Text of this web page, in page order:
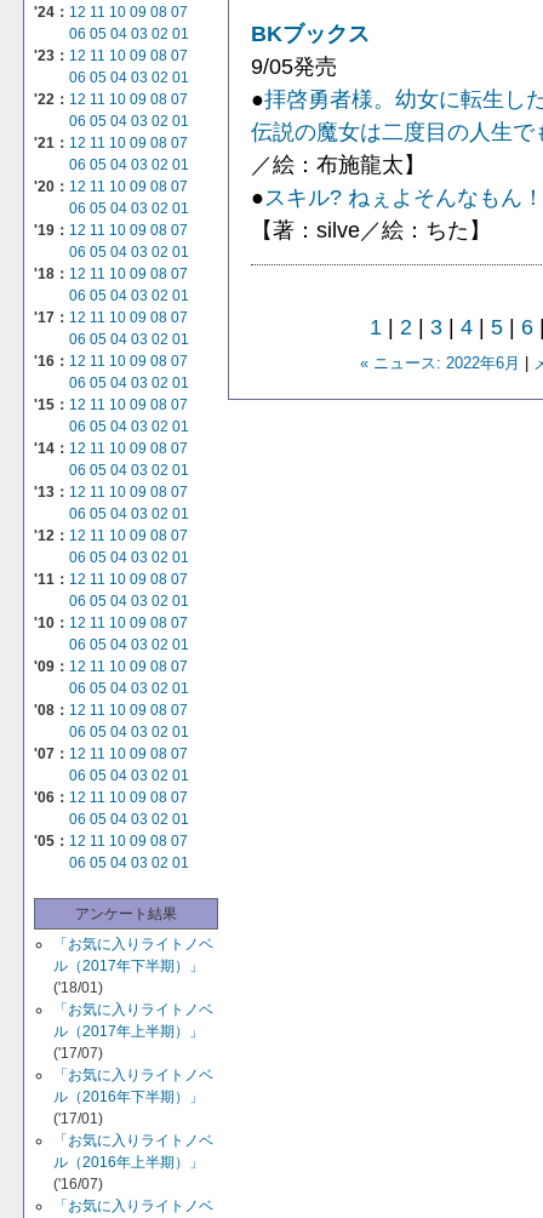
'24： 12 11 10 09 08 07
06 05 04 03 02 01
'23： 12 11 10 09 08 07
06 05 04 03 02 01
'22： 12 11 10 09 08 07
06 05 04 03 02 01
'21： 12 11 10 09 08 07
06 05 04 03 02 01
'20： 12 11 10 09 08 07
06 05 04 03 02 01
'19： 12 11 10 09 08 07
06 05 04 03 02 01
'18： 12 11 10 09 08 07
06 05 04 03 02 01
'17： 12 11 10 09 08 07
06 05 04 03 02 01
'16： 12 11 10 09 08 07
06 05 04 03 02 01
'15： 12 11 10 09 08 07
06 05 04 03 02 01
'14： 12 11 10 09 08 07
06 05 04 03 02 01
'13： 12 11 10 09 08 07
06 05 04 03 02 01
'12： 12 11 10 09 08 07
06 05 04 03 02 01
'11： 12 11 10 09 08 07
06 05 04 03 02 01
'10： 12 11 10 09 08 07
06 05 04 03 02 01
'09： 12 11 10 09 08 07
06 05 04 03 02 01
'08： 12 11 10 09 08 07
06 05 04 03 02 01
'07： 12 11 10 09 08 07
06 05 04 03 02 01
'06： 12 11 10 09 08 07
06 05 04 03 02 01
'05： 12 11 10 09 08 07
06 05 04 03 02 01
アンケート結果
「お気に入りライトノベ
ル（2017年下半期）」
('18/01)
「お気に入りライトノベ
ル（2017年上半期）」
('17/07)
「お気に入りライトノベ
ル（2016年下半期）」
('17/01)
「お気に入りライトノベ
ル（2016年上半期）」
('16/07)
「お気に入りライトノベ
BKブックス
9/05発売
●拝啓勇者様。幼女に転生
伝説の魔女は二度目の人生で
／絵：布施龍太】
●スキル? ねぇよそんなもん
【著：silve／絵：ちた】
1 | 2 | 3| 4| 5| 6
« ニュース: 2022年6月 |